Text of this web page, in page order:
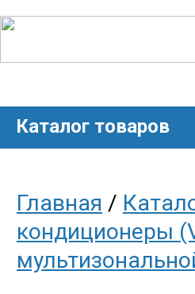
Каталог товаров
Главная /
кондиционеры